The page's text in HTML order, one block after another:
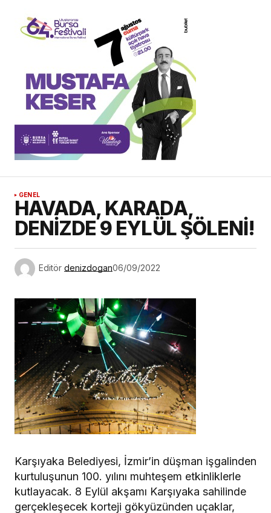
GENEL
HAVADA, KARADA,
DENİZDE 9 EYLÜL ŞÖLENİ!
Editör denizdogan06/09/2022
Karşıyaka Belediyesi, İzmir’in düşman işgalinden
kurtuluşunun 100. yılını muhteşem etkinliklerle
kutlayacak. 8 Eylül akşamı Karşıyaka sahilinde
gerçekleşecek korteji gökyüzünden uçaklar,